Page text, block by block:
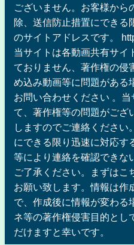
ございません。お客様から
除、送信防止措置にできる
のサイトアドレスです。
当サイトは各動画共有サイ
ておりません、著作権の侵
め込み動画等に問題がある
お問い合わせください 。
て、著作権等の問題がござ
しますのでご連絡ください
にできる限り迅速に対応す
等により連絡を確認できな
ご了承ください。まずはこ
お願い致します。情報は作
で、作成後に情報が変わる
ネ等の著作権侵害目的とし
だけますと幸いです。